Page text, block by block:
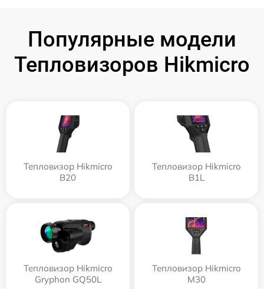
Популярные модели
Тепловизоров Hikmicro
Тепловизор Hikmicro
B20
Тепловизор Hikmicro
B1L
Тепловизор Hikmicro
Gryphon GQ50L
Тепловизор Hikmicro
M30